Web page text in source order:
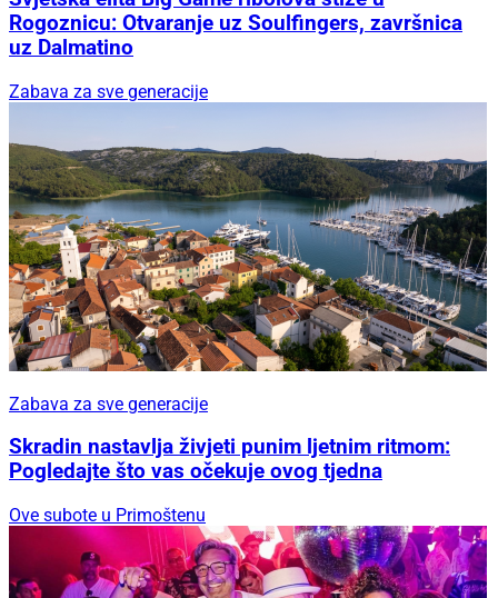
Rogoznicu: Otvaranje uz Soulfingers, završnica
uz Dalmatino
Zabava za sve generacije
Zabava za sve generacije
Skradin nastavlja živjeti punim ljetnim ritmom:
Pogledajte što vas očekuje ovog tjedna
Ove subote u Primoštenu